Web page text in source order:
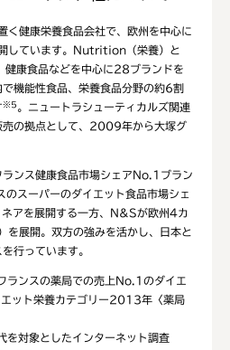
く健康栄養食品会社で、欧州を中心に
しています。Nutrition（栄養）と
康食品などを中心に28ブランドを
機能性食品、栄養食品分野の約6割
※5 。ニュートラシューティカルズ関連
売の拠点として、2009年から大塚グ
ンス健康食品市場シェアNo.1ブラン
のスーパーのダイエット食品市場シェ
ネアを展開する一方、N&Sが欧州4カ
を展開。双方の強みを活かし、日本と
行っています。
ランスの薬局での売上No.1のダイエ
ット栄養カテゴリー2013年〈薬局
対象としたインターネット調査